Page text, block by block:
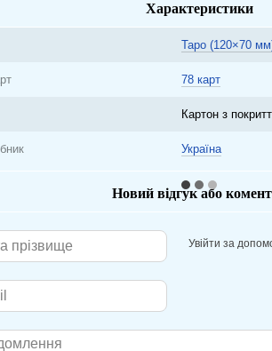
Характеристики
Таро (120×70
78 карт
Картон з
Україна
Новий відгук або
Увійти за